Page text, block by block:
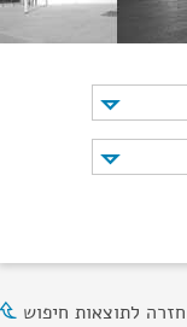
חזרה לתוצאות חיפוש